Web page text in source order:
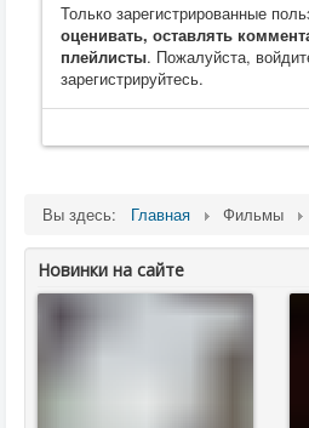
Только зарегистрированные
оценивать, оставлять
плейлисты. Пожалуйста,
зарегистрируйтесь.
Вы здесь: Главная Фильмы
Новинки на сайте